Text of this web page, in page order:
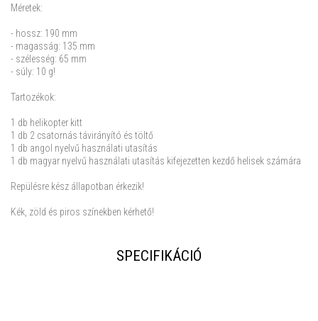
Méretek:
- hossz: 190 mm
- magasság: 135 mm
- szélesség: 65 mm
- súly: 10 g!
Tartozékok:
1 db helikopter kitt
1 db 2 csatornás távirányító és töltő
1 db angol nyelvű használati utasítás
1 db magyar nyelvű használati utasítás kifejezetten kezdő helisek számára
Repülésre kész állapotban érkezik!
Kék, zöld és piros színekben kérhető!
SPECIFIKÁCIÓ